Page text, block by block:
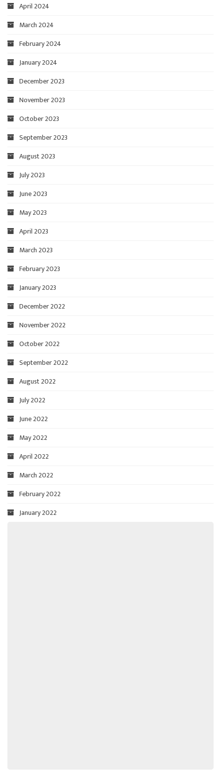
April 2024
March 2024
February 2024
January 2024
December 2023
November 2023
October 2023
September 2023
August 2023
July 2023
June 2023
May 2023
April 2023
March 2023
February 2023
January 2023
December 2022
November 2022
October 2022
September 2022
August 2022
July 2022
June 2022
May 2022
April 2022
March 2022
February 2022
January 2022